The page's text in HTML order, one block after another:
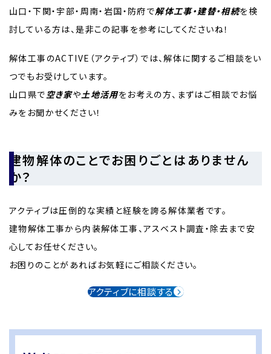
山口・下関・宇部・周南・岩国・防府で解体工事・建替・相続を検
討している方は、是非この記事を参考にしてくださいね！
解体工事のACTIVE（アクティブ）では、解体に関するご相談をい
つでもお受けしています。
山口県で空き家や土地活用をお考えの方、まずはご相談でお悩
みをお聞かせください！
建物解体のことでお困りごとはありません
か？
アクティブは圧倒的な実績と経験を誇る解体業者です。
建物解体工事から内装解体工事、アスベスト調査・除去まで安
心してお任せください。
お困りのことがあればお気軽にご相談ください。
アクティブに相談する